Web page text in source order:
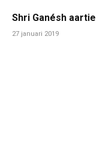
Shri Ganésh aartie
27 januari 2019